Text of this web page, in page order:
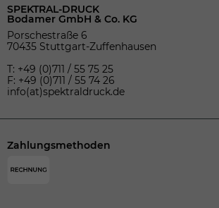
SPEKTRAL-DRUCK
Bodamer GmbH & Co. KG
Porschestraße 6
70435 Stuttgart-Zuffenhausen
T: +49 (0)711 / 55 75 25
F: +49 (0)711 / 55 74 26
info(at)spektraldruck.de
Zahlungsmethoden